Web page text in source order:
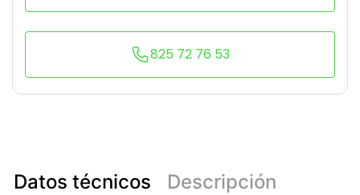
825 72 76 53
Datos técnicos Descripción